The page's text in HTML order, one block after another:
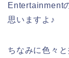
Entertainment
思いますよ♪
ちなみに色々